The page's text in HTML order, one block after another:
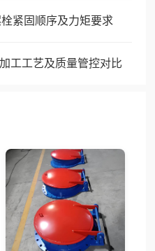
紧固顺序及力矩要求
工工艺及质量管控对比